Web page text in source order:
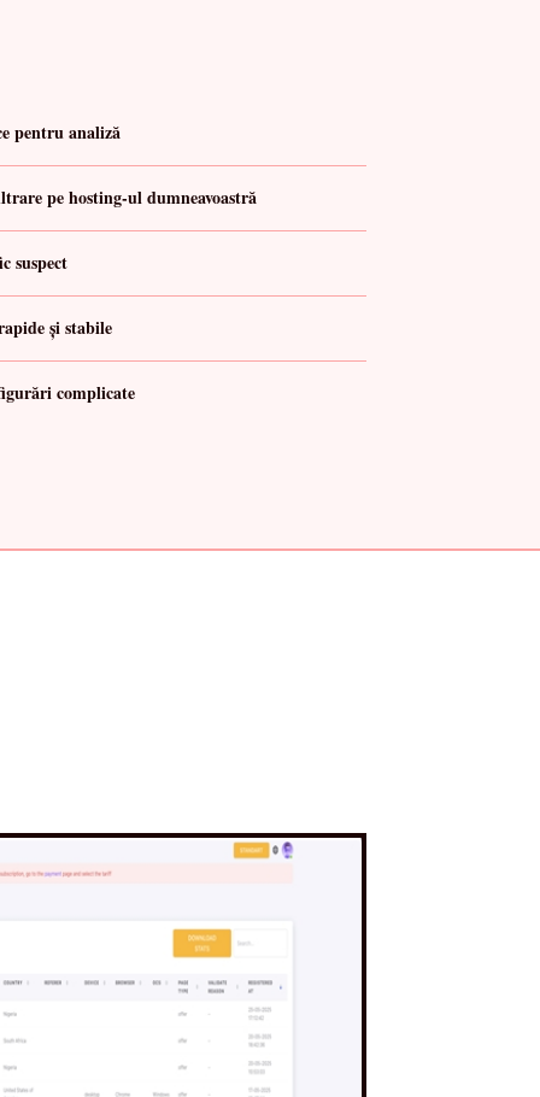
pentru analiză
pe hosting-ul dumneavoastră
suspect
și stabile
complicate